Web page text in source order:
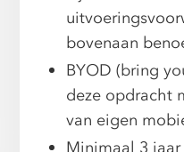
bovenaan
BYOD (bring
deze opdracht
van eigen